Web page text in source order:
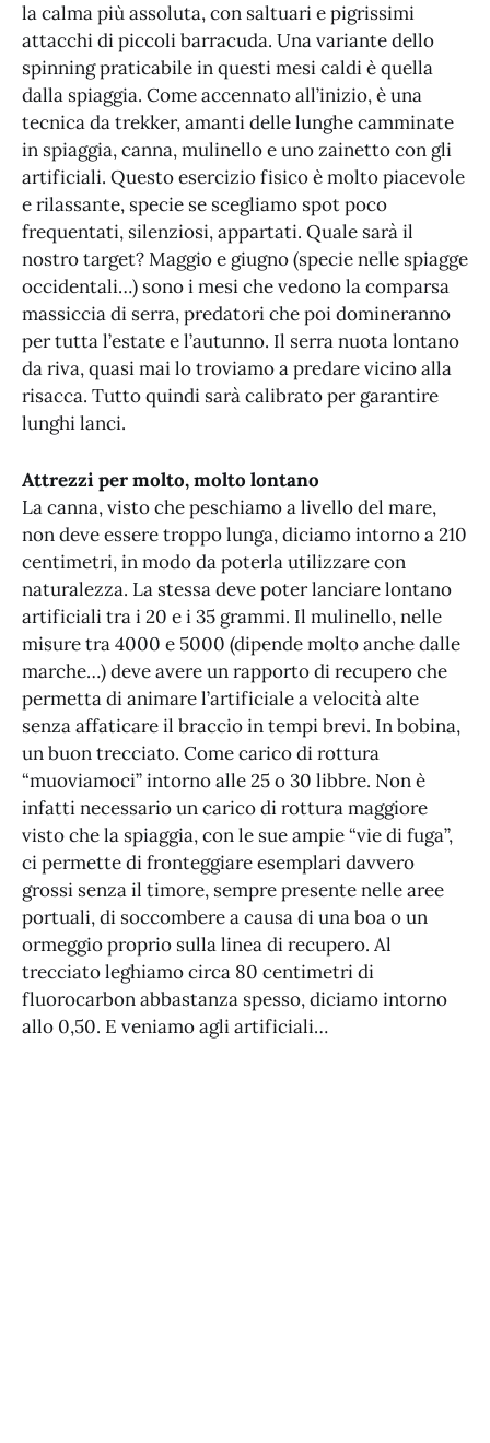
la calma più assoluta, con saltuari e pigrissimi
attacchi di piccoli barracuda. Una variante dello
spinning praticabile in questi mesi caldi è quella
dalla spiaggia. Come accennato all’inizio, è una
tecnica da trekker, amanti delle lunghe camminate
in spiaggia, canna, mulinello e uno zainetto con gli
artificiali. Questo esercizio fisico è molto piacevole
e rilassante, specie se scegliamo spot poco
frequentati, silenziosi, appartati. Quale sarà il
nostro target? Maggio e giugno (specie nelle spiagge
occidentali…) sono i mesi che vedono la comparsa
massiccia di serra, predatori che poi domineranno
per tutta l’estate e l’autunno. Il serra nuota lontano
da riva, quasi mai lo troviamo a predare vicino alla
risacca. Tutto quindi sarà calibrato per garantire
lunghi lanci.
Attrezzi per molto, molto lontano
La canna, visto che peschiamo a livello del mare,
non deve essere troppo lunga, diciamo intorno a 210
centimetri, in modo da poterla utilizzare con
naturalezza. La stessa deve poter lanciare lontano
artificiali tra i 20 e i 35 grammi. Il mulinello, nelle
misure tra 4000 e 5000 (dipende molto anche dalle
marche…) deve avere un rapporto di recupero che
permetta di animare l’artificiale a velocità alte
senza affaticare il braccio in tempi brevi. In bobina,
un buon trecciato. Come carico di rottura
“muoviamoci” intorno alle 25 o 30 libbre. Non è
infatti necessario un carico di rottura maggiore
visto che la spiaggia, con le sue ampie “vie di fuga”,
ci permette di fronteggiare esemplari davvero
grossi senza il timore, sempre presente nelle aree
portuali, di soccombere a causa di una boa o un
ormeggio proprio sulla linea di recupero. Al
trecciato leghiamo circa 80 centimetri di
fluorocarbon abbastanza spesso, diciamo intorno
allo 0,50. E veniamo agli artificiali…